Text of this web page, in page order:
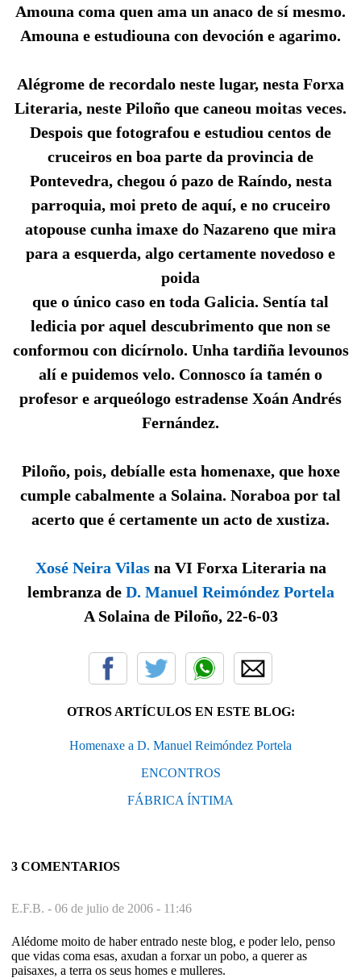
Amouna coma quen ama un anaco de sí mesmo.
Amouna e estudiouna con devoción e agarimo.
Alégrome de recordalo neste lugar, nesta Forxa
Literaria, neste Piloño que caneou moitas veces.
Despois que fotografou e estudiou centos de
cruceiros en boa parte da provincia de
Pontevedra, chegou ó pazo de Raíndo, nesta
parroquia, moi preto de aquí, e no cruceiro
atopouse cunha imaxe do Nazareno que mira
para a esquerda, algo certamente novedoso e
poida
que o único caso en toda Galicia. Sentía tal
ledicia por aquel descubrimento que non se
conformou con dicírnolo. Unha tardiña levounos
alí e puidemos velo. Connosco ía tamén o
profesor e arqueólogo estradense Xoán Andrés
Fernández.
Piloño, pois, debíalle esta homenaxe, que hoxe
cumple cabalmente a Solaina. Noraboa por tal
acerto que é certamente un acto de xustiza.
Xosé Neira Vilasna VI Forxa Literaria na
lembranza de D. Manuel Reimóndez Portela
A Solaina de Piloño, 22-6-03
OTROS ARTÍCULOS EN ESTE BLOG:
Homenaxe a D. Manuel Reimóndez Portela
ENCONTROS
FÁBRICA ÍNTIMA
3 COMENTARIOS
E.F.B. - 06 de julio de 2006 - 11:46
Alédome moito de haber entrado neste blog, e poder lelo, penso
que vidas coma esas, axudan a forxar un pobo, a querer as
paisaxes, a terra os seus homes e mulleres.